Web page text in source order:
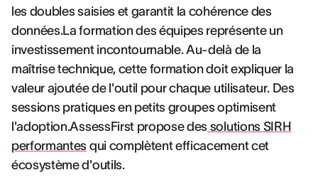
les doubles saisies et garantit la cohérence des
données.La formation des équipes représente un
investissement incontournable. Au-delà de la
maîtrise technique, cette formation doit expliquer la
valeur ajoutée de l'outil pour chaque utilisateur. Des
sessions pratiques en petits groupes optimisent
l'adoption.AssessFirst propose des solutions SIRH
performantes qui complètent efficacement cet
écosystème d'outils.